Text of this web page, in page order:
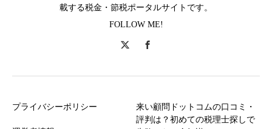
載する税金・節税ポータルサイトです。
FOLLOW ME!
プライバシーポリシー
来い顧問ドットコムの口コミ・
評判は？初めての税理士探しで